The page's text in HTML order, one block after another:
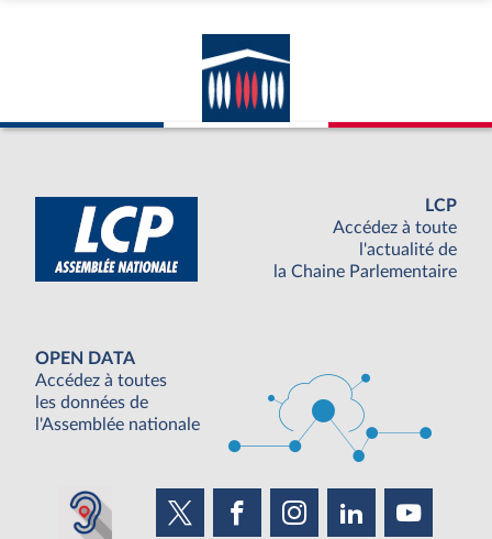
LCP
Accédez à toute
l'actualité de
la Chaine Parlementaire
OPEN DATA
Accédez à toutes
les données de
l'Assemblée nationale